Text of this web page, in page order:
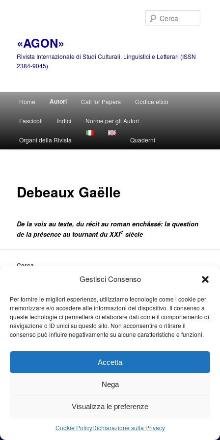
Gestisci Consenso
Per fornire le migliori esperienze, utilizziamo tecnologie come i cookie per
memorizzare e/o accedere alle informazioni del dispositivo. Il consenso a
queste tecnologie ci permetterà di elaborare dati come il comportamento di
navigazione o ID unici su questo sito. Non acconsentire o ritirare il
consenso può influire negativamente su alcune caratteristiche e funzioni.
Accetta
Nega
Visualizza le preferenze
Cookie PolicyDichiarazione sulla Privacy
«AGON»
Rivista Internazionale di Studi Culturali, Linguistici e Letterari (ISSN
2384-9045)
principale
Home Autori Call for Papers Codice etico
Fascicoli Indici Norme per gli Autori
Organi della Rivista Quaderni
Debeaux Gaëlle
De la voix au texte, du récit au roman enchâssé: la question
de la présence au tournant du XXIe siècle
Cerca
Cerca
Proudly powered by WordPress